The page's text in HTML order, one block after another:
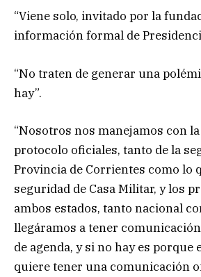
“Viene solo, invitado por la
información formal de
“No traten de generar una
hay”.
“Nosotros nos manejamos con
protocolo oficiales, tanto de la
Provincia de Corrientes como lo
seguridad de Casa Militar, y los
ambos estados, tanto nacional
llegáramos a tener
de agenda, y si no hay es porque
quiere tener una comunicación